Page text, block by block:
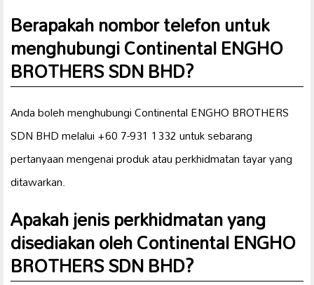
Berapakah nombor telefon untuk
menghubungi Continental ENGHO
BROTHERS SDN BHD?
Anda boleh menghubungi Continental ENGHO BROTHERS
SDN BHD melalui +60 7-931 1332 untuk sebarang
pertanyaan mengenai produk atau perkhidmatan tayar yang
ditawarkan.
Apakah jenis perkhidmatan yang
disediakan oleh Continental ENGHO
BROTHERS SDN BHD?